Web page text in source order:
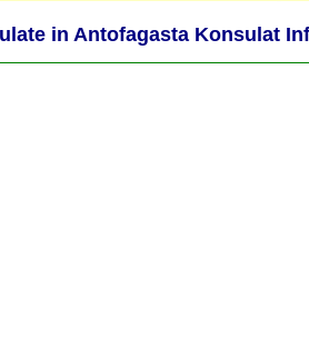
in Antofagasta Konsulat